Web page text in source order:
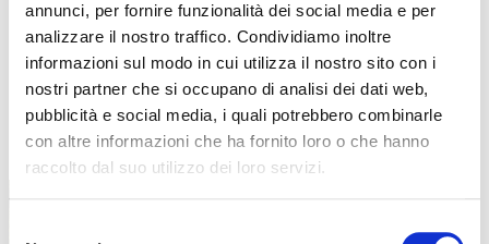
annunci, per fornire funzionalità dei social media e per
analizzare il nostro traffico. Condividiamo inoltre
informazioni sul modo in cui utilizza il nostro sito con i
nostri partner che si occupano di analisi dei dati web,
pubblicità e social media, i quali potrebbero combinarle
con altre informazioni che ha fornito loro o che hanno
raccolto dal suo utilizzo dei loro servizi.
TUTTE LE CATEGORIE DEL MAGAZINE